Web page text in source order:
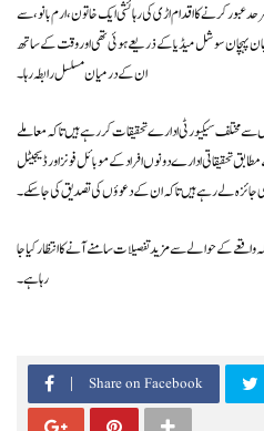
عبور کرنے کا اقدام اڑی کی رہائشی ایک خاتون، ارم بانو، سے
پہچان سوشل میڈیا کے ذریعے ہوئی تھی اور وقت کے ساتھ
ان کے درمیان مسلسل رابطہ رہا۔
سے مختلف سیکیورٹی ادارے تحقیقات کر رہے ہیں تاکہ معاملے
تحقیقاتی ادارے دونوں افراد کے موبائل فونز اور ڈیجیٹل
جائزہ لے رہے ہیں تاکہ ان کے دعوؤں کی تصدیق کی جا سکے۔
کے حوالے سے مزید تفصیلات سامنے آنے کا انتظار کیا جا
رہا ہے۔
Share on Facebook